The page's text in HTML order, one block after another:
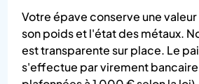
Votre épave conserve une
son poids et l'état des métaux.
est transparente sur place. Le
s'effectue par virement